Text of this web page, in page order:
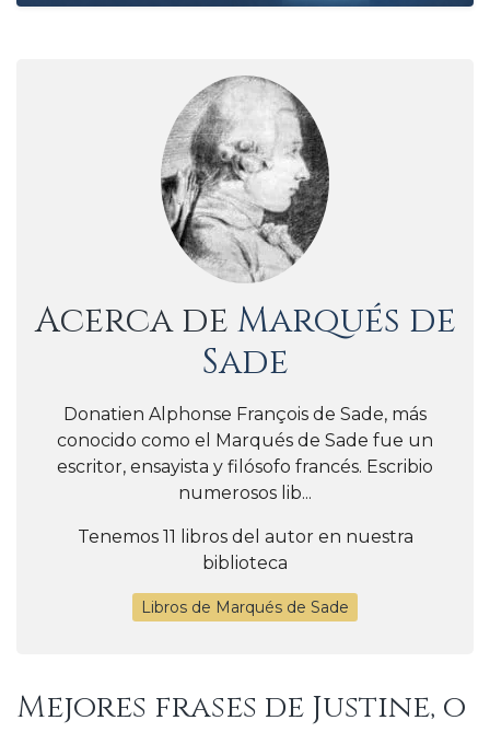
Acerca de Marqués de
Sade
Donatien Alphonse François de Sade, más
conocido como el Marqués de Sade fue un
escritor, ensayista y filósofo francés. Escribio
numerosos lib...
Tenemos 11 libros del autor en nuestra
biblioteca
Libros de Marqués de Sade
Mejores frases de Justine, o